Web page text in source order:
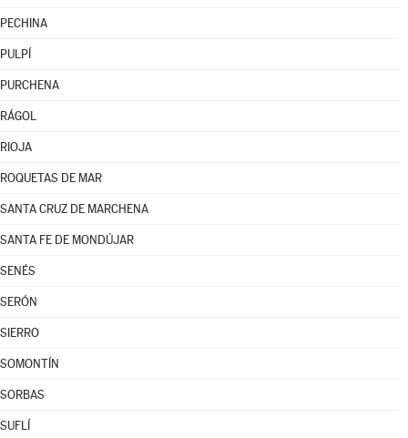
PECHINA
PULPÍ
PURCHENA
RÁGOL
RIOJA
ROQUETAS DE MAR
SANTA CRUZ DE MARCHENA
SANTA FE DE MONDÚJAR
SENÉS
SERÓN
SIERRO
SOMONTÍN
SORBAS
SUFLÍ